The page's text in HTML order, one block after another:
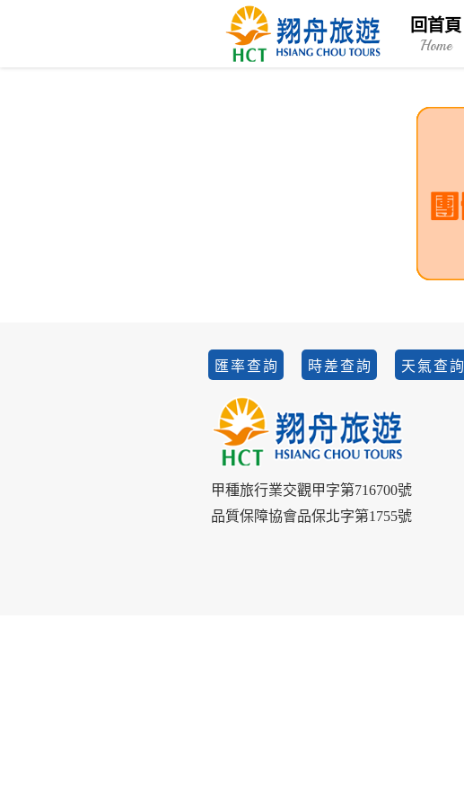
回首頁
Home
匯率查詢 時差查詢 天氣查詢
甲種旅行業交觀甲字第716700號
品質保障協會品保北字第1755號